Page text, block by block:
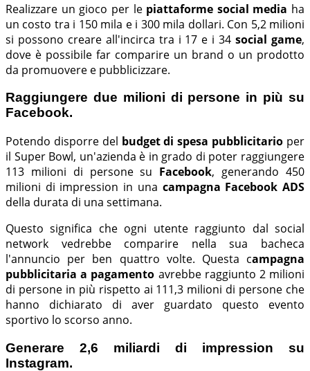
Realizzare un gioco per le piattaforme social media ha
un costo tra i 150 mila e i 300 mila dollari. Con 5,2 milioni
si possono creare all'incirca tra i 17 e i 34social game,
dove è possibile far comparire un brand o un prodotto
da promuovere e pubblicizzare.
Raggiungere due milioni di persone in più su
Facebook.
Potendo disporre del budget di spesa pubblicitario per
il Super Bowl, un'azienda è in grado di poter raggiungere
113 milioni di persone su Facebook, generando 450
milioni di impression in una campagna Facebook ADS
della durata di una settimana.
Questo significa che ogni utente raggiunto dal social
network vedrebbe comparire nella sua bacheca
l'annuncio per ben quattro volte. Questa campagna
pubblicitaria a pagamento avrebbe raggiunto 2 milioni
di persone in più rispetto ai 111,3 milioni di persone che
hanno dichiarato di aver guardato questo evento
sportivo lo scorso anno.
Generare 2,6 miliardi di impression su
Instagram.